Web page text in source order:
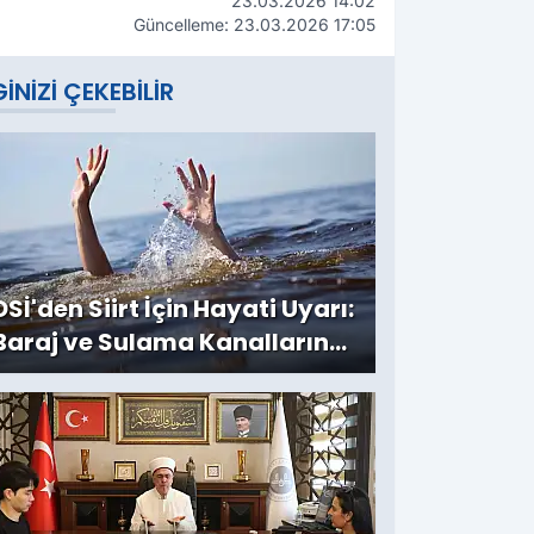
Güncelleme: 23.03.2026 17:05
ÇEKEBILIR
Siirt İçin Hayati Uyarı:
ve Sulama Kanallarına